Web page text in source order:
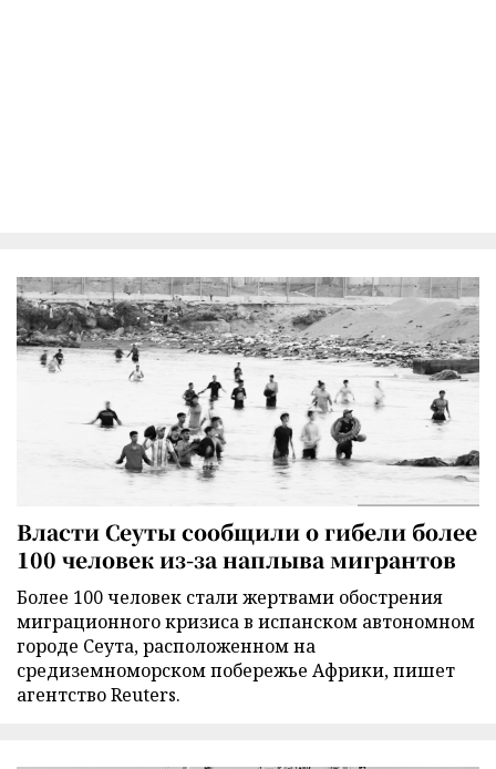
Власти Сеуты сообщили о гибели более
100 человек из-за наплыва мигрантов
Более 100 человек стали жертвами обострения
миграционного кризиса в испанском автономном
городе Сеута, расположенном на
средиземноморском побережье Африки, пишет
агентство Reuters.